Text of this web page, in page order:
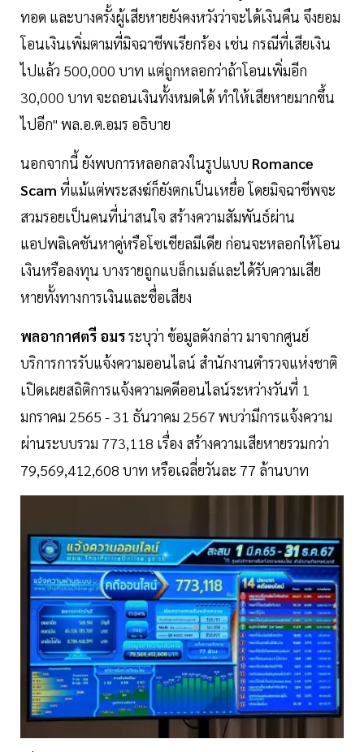
ทอด และบางครั้งผู้เสียหายยังคงหวังว่าจะได้เงินคืน จึงยอม
โอนเงินเพิ่มตามที่มิจฉาชีพเรียกร้อง เช่น กรณีที่เสียเงิน
ไปแล้ว 500,000 บาท แต่ถูกหลอกว่าถ้าโอนเพิ่มอีก
30,000 บาท จะถอนเงินทั้งหมดได้ ทำให้เสียหายมากขึ้น
ไปอีก" พล.อ.ต.อมร อธิบาย
นอกจากนี้ ยังพบการหลอกลวงในรูปแบบ Romance
Scam ที่แม้แต่พระสงฆ์ก็ยังตกเป็นเหยื่อ โดยมิจฉาชีพจะ
สวมรอยเป็นคนที่น่าสนใจ สร้างความสัมพันธ์ผ่าน
แอปพลิเคชันหาคู่หรือโซเชียลมีเดีย ก่อนจะหลอกให้โอน
เงินหรือลงทุน บางรายถูกแบล็กเมล์และได้รับความเสีย
หายทั้งทางการเงินและชื่อเสียง
พลอากาศตรี อมรระบุว่า ข้อมูลดังกล่าว มาจากศูนย์
บริการการรับแจ้งความออนไลน์ สำนักงานตำรวจแห่งชาติ
เปิดเผยสถิติการแจ้งความคดีออนไลน์ระหว่างวันที่ 1
มกราคม 2565 - 31 ธันวาคม 2567 พบว่ามีการแจ้งความ
ผ่านระบบรวม 773,118 เรื่อง สร้างความเสียหายรวมกว่า
79,569,412,608 บาท หรือเฉลี่ยวันละ 77 ล้านบาท